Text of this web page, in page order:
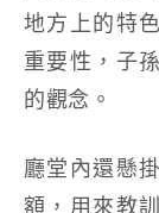
地方上的特
重要性，子
的觀念。
廳堂內還懸
額，用來教